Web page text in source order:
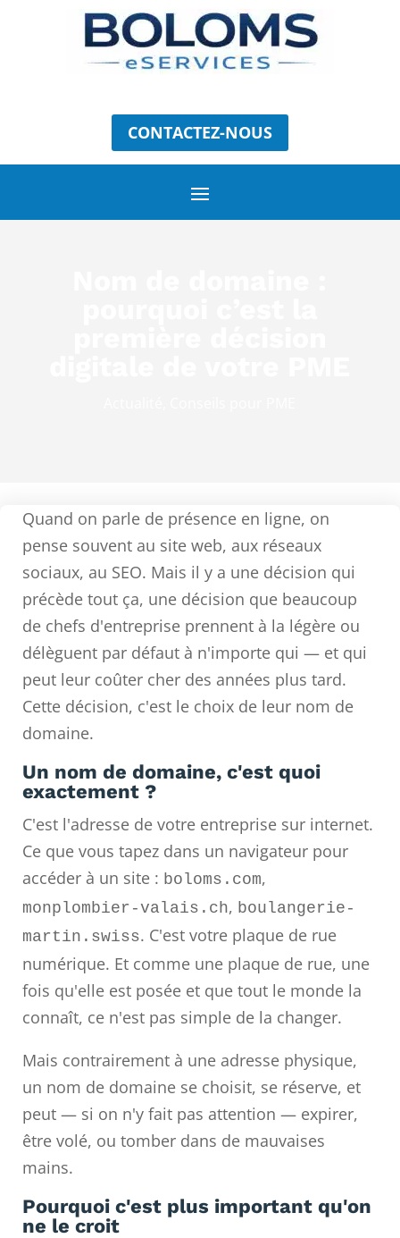
CONTACTEZ-NOUS
Quand on parle de présence en ligne, on
pense souvent au site web, aux réseaux
sociaux, au SEO. Mais il y a une décision qui
précède tout ça, une décision que beaucoup
de chefs d'entreprise prennent à la légère ou
délèguent par défaut à n'importe qui — et qui
peut leur coûter cher des années plus tard.
Cette décision, c'est le choix de leur nom de
domaine.
Un nom de domaine, c'est quoi
exactement ?
C'est l'adresse de votre entreprise sur internet.
Ce que vous tapez dans un navigateur pour
accéder à un site : boloms.com,
monplombier-valais.ch, boulangerie-
martin.swiss. C'est votre plaque de rue
numérique. Et comme une plaque de rue, une
fois qu'elle est posée et que tout le monde la
connaît, ce n'est pas simple de la changer.
Mais contrairement à une adresse physique,
un nom de domaine se choisit, se réserve, et
peut — si on n'y fait pas attention — expirer,
être volé, ou tomber dans de mauvaises
mains.
Pourquoi c'est plus important qu'on
ne le croit